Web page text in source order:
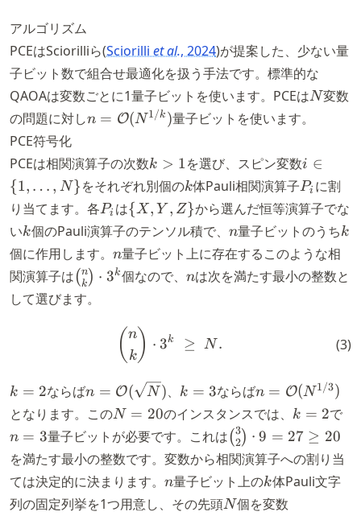
アルゴリズム
PCEはSciorilliら Sciorilli et al., 2024 が提案した、少ない量
子ビット数で組合せ最適化を扱う手法です。標準的な
QAOAは変数ごとに1量子ビットを使います。PCEはN
N変数
の問題に対しn =
n = O(N1/k )量子ビットを使います。
PCE符号化
PCEは相関演算子の次数k
>
1
k > 1を選び、スピン変数i \in
\{1,
\dots,
N\}
i ∈
{1, … , N}をそれぞれ別個のk
k体Pauli相関演算子P_i
Pi に割
り当てます。各P_i
Pi は\
{X,
Y,
Z\}
{X , Y , Z}から選んだ恒等演算子でな
いk
k個のPauli演算子のテンソル積で、 n
n量子ビットのうちk
k
個に作用します。 n
n量子ビット上に存在するこのような相
関演算子は\binom{n}
{k} \cdot
3^k
( k
n) ⋅ 3k個なので、 n
nは次を満たす最小の整数と
して選びます。
\binom{n}{k} \cdot 3^k
(k
n ) ⋅ 3k ≥ N . (3)
k
=
2
k = 2ならばn =
\mathcal{O}
(\sqrt{N})
n = O( N )、 k
=
3
k = 3ならばn =
\mathcal{O}
(N^{1/3})
n = O(N1/3)
となります。このN
=
20
N = 20のインスタンスでは、 k
=
2
k = 2で
n = 3量子ビットが必要です。これは\binom{3}
{2} \cdot
9 = 27 \ge
20
(2
3) ⋅ 9 = 27 ≥ 20
を満たす最小の整数です。変数から相関演算子への割り当
ては決定的に決まります。 n
n量子ビット上のk
k体Pauli文字
列の固定列挙を1つ用意し、その先頭N
N個を変数